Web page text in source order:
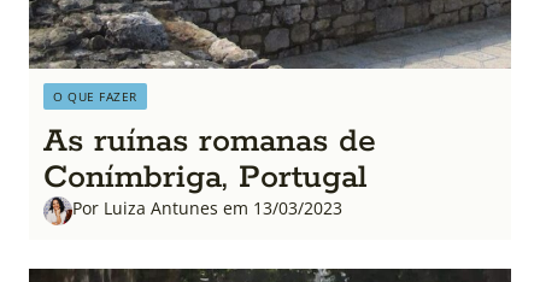
O QUE FAZER
As ruínas romanas de
Conímbriga, Portugal
Por Luiza Antunes em 13/03/2023